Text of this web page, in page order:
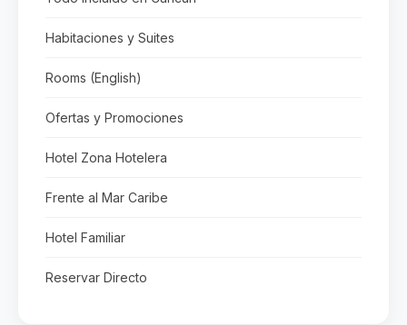
Habitaciones y Suites
Rooms (English)
Ofertas y Promociones
Hotel Zona Hotelera
Frente al Mar Caribe
Hotel Familiar
Reservar Directo